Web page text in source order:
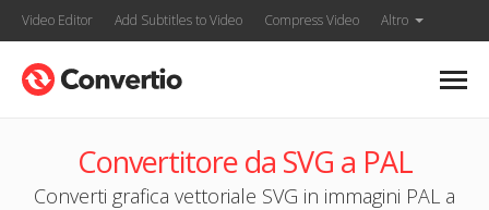
Video Editor Add Subtitles to Video Compress Video Altro
Convertitore da SVG a PAL
Converti grafica vettoriale SVG in immagini PAL a